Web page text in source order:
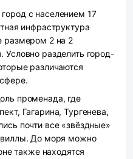
с населением 17
инфраструктура
размером 2 на 2
Условно разделить город-
различаются
променада, где
Гагарина, Тургенева,
почти все «звёздные»
виллы. До моря можно
также находятся